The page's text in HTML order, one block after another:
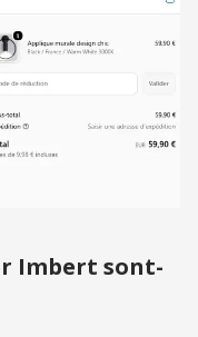
Imbert sont-